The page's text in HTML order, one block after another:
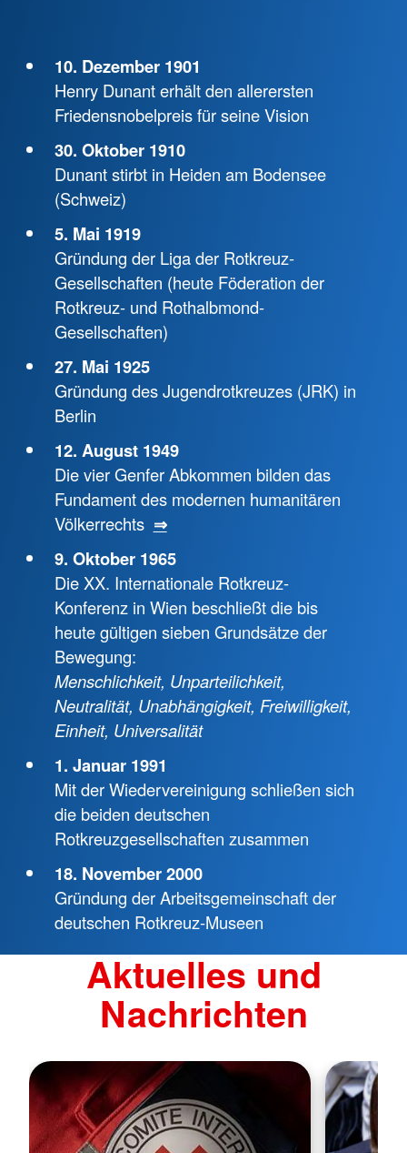
10. Dezember 1901
Henry Dunant erhält den allerersten
Friedensnobelpreis für seine Vision
30. Oktober 1910
Dunant stirbt in Heiden am Bodensee
(Schweiz)
5. Mai 1919
Gründung der Liga der Rotkreuz-
Gesellschaften (heute Föderation der
Rotkreuz- und Rothalbmond-
Gesellschaften)
27. Mai 1925
Gründung des Jugendrotkreuzes (JRK) in
Berlin
12. August 1949
Die vier Genfer Abkommen bilden das
Fundament des modernen humanitären
Völkerrechts ⇒
9. Oktober 1965
Die XX. Internationale Rotkreuz-
Konferenz in Wien beschließt die bis
heute gültigen sieben Grundsätze der
Bewegung:
Menschlichkeit, Unparteilichkeit,
Neutralität, Unabhängigkeit, Freiwilligkeit,
Einheit, Universalität
1. Januar 1991
Mit der Wiedervereinigung schließen sich
die beiden deutschen
Rotkreuzgesellschaften zusammen
18. November 2000
Gründung der Arbeitsgemeinschaft der
deutschen Rotkreuz-Museen
Aktuelles und
Nachrichten